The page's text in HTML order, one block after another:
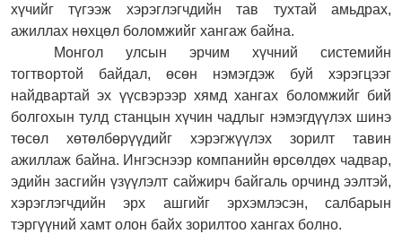
хүчийг түгээж хэрэглэгчдийн тав тухтай амьдрах,
ажиллах нөхцөл боломжийг хангаж байна.
Монгол улсын эрчим хүчний системийн
тогтвортой байдал, өсөн нэмэгдэж буй хэрэгцээг
найдвартай эх үүсвэрээр хямд хангах боломжийг бий
болгохын тулд станцын хүчин чадлыг нэмэгдүүлэх шинэ
төсөл хөтөлбөрүүдийг хэрэгжүүлэх зорилт тавин
ажиллаж байна. Ингэснээр компанийн өрсөлдөх чадвар,
эдийн засгийн үзүүлэлт сайжирч байгаль орчинд ээлтэй,
хэрэглэгчдийн эрх ашгийг эрхэмлэсэн, салбарын
тэргүүний хамт олон байх зорилтоо хангах болно.